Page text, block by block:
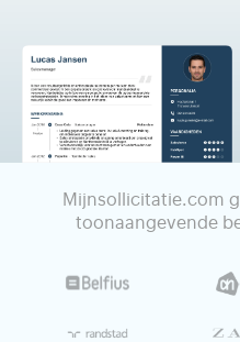
Mijnsollicitatie.com
toonaangevende